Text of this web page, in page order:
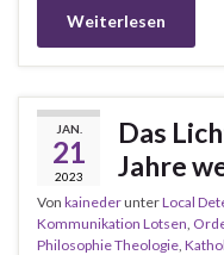
Weiterlesen
JAN.
21
2023
Das
Jahre
Von kainederunterLocal
Kommunikation Lotsen
Philosophie Theologie